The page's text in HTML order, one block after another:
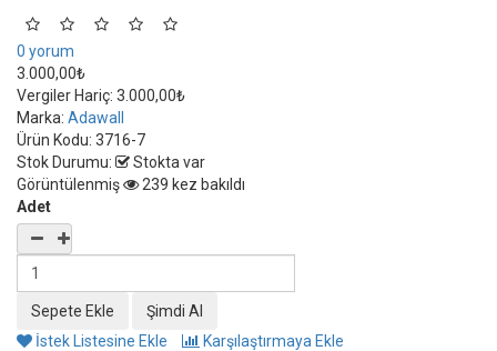
0 yorum
3.000,00₺
Vergiler Hariç: 3.000,00₺
Marka: Adawall
Ürün Kodu: 3716-7
Stok Durumu:
Stokta var
Görüntülenmiş
239 kez bakıldı
Adet
İstek Listesine Ekle Karşılaştırmaya Ekle